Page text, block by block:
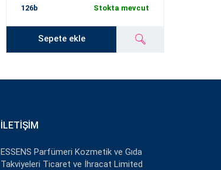
126b Stokta mevcut
Sepete ekle
İLETIŞIM
ESSENS Parfümeri Kozmetik ve Gıda
Takviyeleri Ticaret ve İhracat Limited